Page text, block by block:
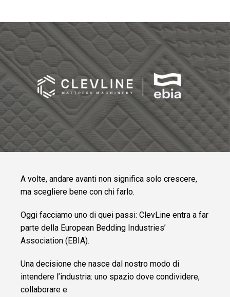
VERSATILE SUL
MERCATO.
CLEVSTACKER
MACCHINA
INTEGRATA E
SINCRONIZZATA
PER
L’ACCATASTAMENTO
AUTOMATICO DEI
PANNELLI.
SOFTWARE
CLEVDYNAMIC
OF MATTRESS
PRODUCTION
SERVIZI
CONTATTO
A volte, andare avanti non significa solo crescere,
ma scegliere bene con chi farlo.
Oggi facciamo uno di quei passi: ClevLine entra a far
parte della European Bedding Industries’
Association (EBIA).
Una decisione che nasce dal nostro modo di
intendere l’industria: uno spazio dove condividere,
collaborare e